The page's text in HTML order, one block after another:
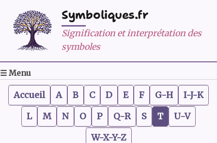
Symboliques.fr
Signification et interprétation des
symboles
☰ Menu
Accueil A B C D E F G-H
I-J-K
L
M N O P Q-R S T
U-V
W-X-Y-Z